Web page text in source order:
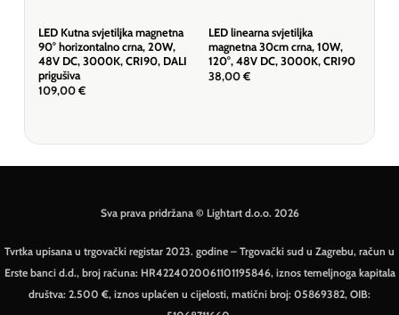
LED Kutna svjetiljka magnetna
90° horizontalno crna, 20W,
48V DC, 3000K, CRI90, DALI
prigušiva
109,00 €
LED linearna svjetiljka
magnetna 30cm crna, 10W,
120°, 48V DC, 3000K, CRI90
38,00 €
Sva prava pridržana © Lightart d.o.o. 2026
Tvrtka upisana u trgovački registar 2023. godine – Trgovački sud u Zagrebu, račun u
Erste banci d.d., broj računa: HR4224020061101195846, iznos temeljnoga kapitala
društva: 2.500 €, iznos uplaćen u cijelosti, matični broj: 05869382, OIB: